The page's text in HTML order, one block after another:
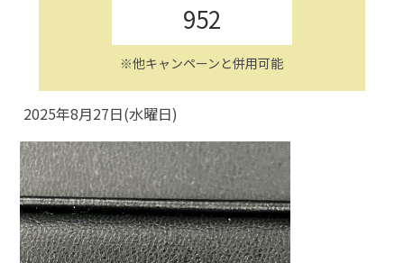
952
※他キャンペーンと併用可能
2025年8月27日(水曜日)